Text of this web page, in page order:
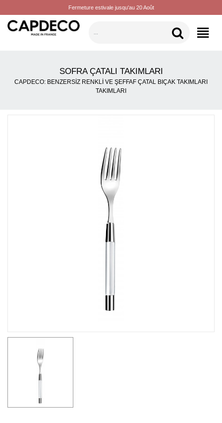
Fermeture estivale jusqu'au 20 Août
KATEGORILER
SOFRA ÇATALI TAKIMLARI
CAPDECO: BENZERSIZ RENKLI VE ŞEFFAF ÇATAL BIÇAK TAKIMLARI
TAKIMLARI